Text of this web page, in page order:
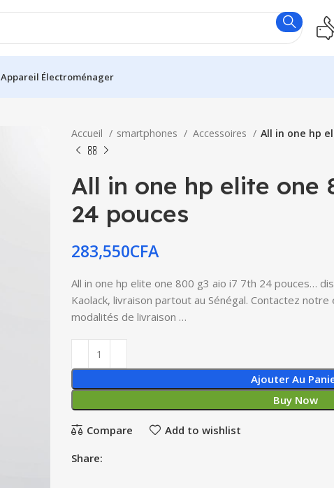
Appareil Électroménager
Accueil smartphones Accessoires All in one hp
All in one hp elite one
24 pouces
283,550CFA
All in one hp elite one 800 g3 aio i7 7th 24 pouces…
Kaolack, livraison partout au Sénégal. Contactez
modalités de livraison …
Ajouter Au
Buy Now
Compare Add to wishlist
Share: